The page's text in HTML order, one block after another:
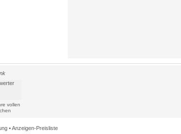
vollen
•Anzeigen-Preisliste